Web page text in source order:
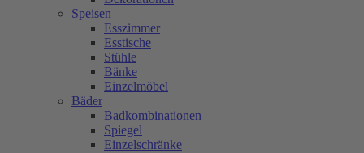
Speisen
Esszimmer
Esstische
Stühle
Bänke
Einzelmöbel
Bäder
Badkombinationen
Spiegel
Einzelschränke